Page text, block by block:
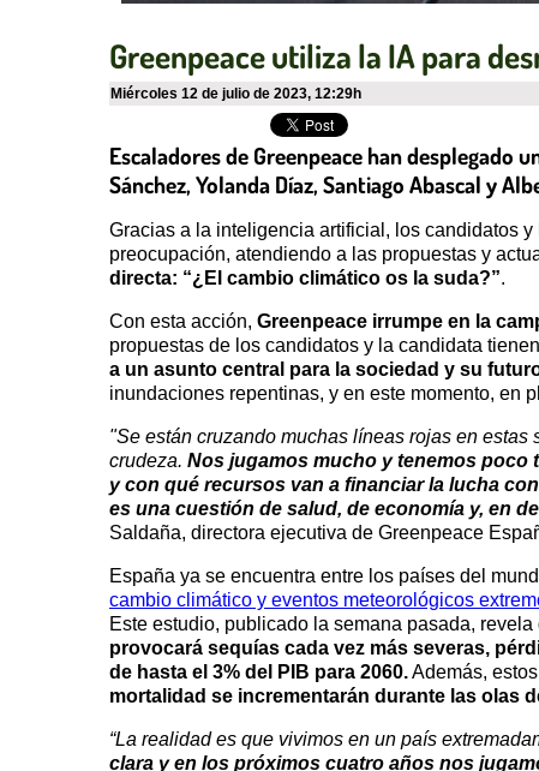
Greenpeace utiliza la IA para
miércoles 12 de julio de 2023, 12:29h
Escaladores de Greenpeace han desplegado
Sánchez, Yolanda Díaz, Santiago Abascal y
Gracias a la inteligencia artificial, los candidatos
preocupación, atendiendo a las propuestas y
directa: “¿El cambio climático os la suda?”.
Con esta acción, Greenpeace irrumpe en la
propuestas de los candidatos y la candidata
a un asunto central para la sociedad y su
inundaciones repentinas, y en este momento, en
"Se están cruzando muchas líneas rojas en
crudeza. Nos jugamos mucho y tenemos poco
y con qué recursos van a financiar la lucha
es una cuestión de salud, de economía y, en
Saldaña, directora ejecutiva de Greenpeace
España ya se encuentra entre los países del
cambio climático y eventos meteorológicos
Este estudio, publicado la semana pasada, revela
provocará sequías cada vez más severas,
de hasta el 3% del PIB para 2060.Además,
mortalidad se incrementarán durante las olas
“La realidad es que vivimos en un país
clara y en los próximos cuatro años nos